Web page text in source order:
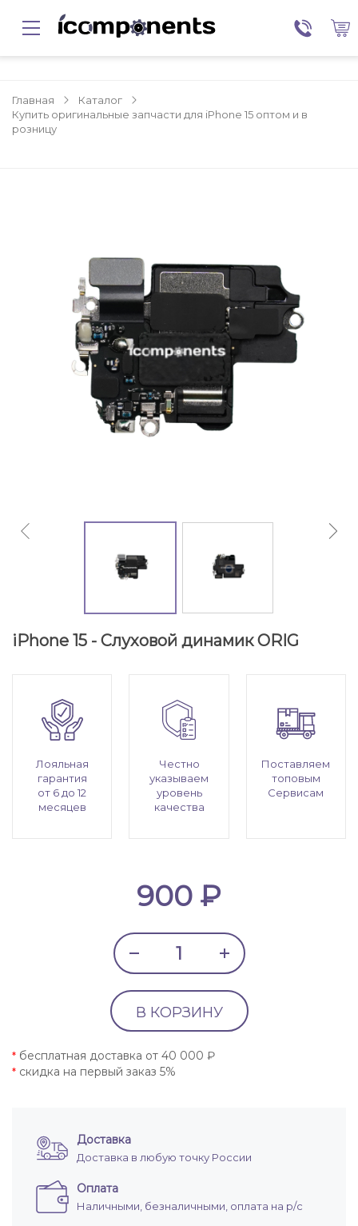
Главная
Каталог
Купить оригинальные запчасти для iPhone 15 оптом и в
розницу
iPhone 15 - Слуховой динамик ORIG
Лояльная
гарантия
от 6 до 12
месяцев
Честно
указываем
уровень
качества
Поставляем
топовым
Сервисам
900 ₽
В КОРЗИНУ
* бесплатная доставка от 40 000 ₽
* скидка на первый заказ 5%
Доставка
Доставка в любую точку России
Оплата
Наличными, безналичными, оплата на р/с